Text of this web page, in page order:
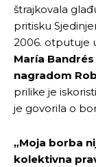
štrajkovala
pritisku
2006. otputuje
María Bandrés
nagradom
prilike je
je govorila o
„Moja borba
kolektivna